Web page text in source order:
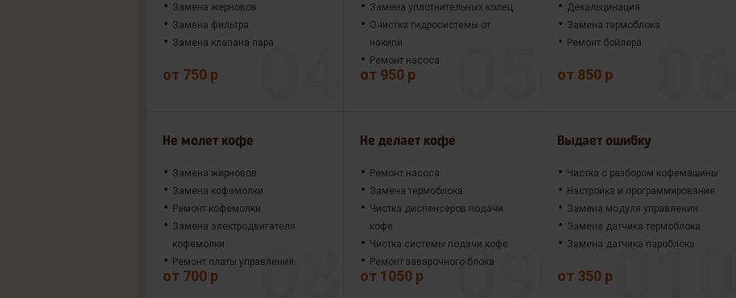
Замена жерновов
Замена фильтра
Замена клапана пара
от 750 р
Замена уплотнительных колец
Очистка гидросистемы от
накипи
Ремонт насоса
от 950 р
Декальцинация
Замена термоблока
Ремонт бойлера
от 850 р
Не молет кофе
Замена жерновов
Замена кофемолки
Ремонт кофемолки
Замена электродвигателя
кофемолки
Ремонт платы управления
от 700 р
Не делает кофе
Ремонт насоса
Замена термоблока
Чистка диспенсеров подачи
кофе
Чистка системы подачи кофе
Ремонт заварочного блока
от 1050 р
Выдает ошибку
Чистка с разбором кофемашины
Настройка и программирование
Замена модуля управления
Замена датчика термоблока
Замена датчика пароблока
от 350 р